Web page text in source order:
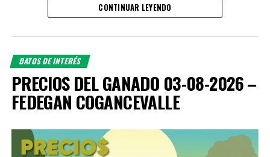
HENAO-GONZALES-CARLOS-ANDRES Descarga
MEJIA-ALVARADO-MANUEL-JOSE Descarga
MEJIA-SIERRA-REINA-LUCIA
MORALES-AGUDELO-JORGE-ANDRES Descarga
OROZCO-ZAPATA-PAULO-ANDRES Descarga
CONTINUAR LEYENDO
DATOS DE INTERÉS
PRECIOS DEL GANADO 03-08-2026 –
FEDEGAN COGANCEVALLE